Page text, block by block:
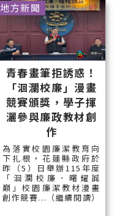
青春畫筆拒誘惑！
「洄瀾校廉」漫畫
競賽頒獎，學子揮
灑參與廉政教材創
作
為落實校園廉潔教育向
下扎根，花蓮縣政府於
昨（5）日舉辦115年度
「洄瀾校廉．曙耀誠
巔」校園廉潔教材漫畫
創作競賽...（繼續閱讀）
地方新聞